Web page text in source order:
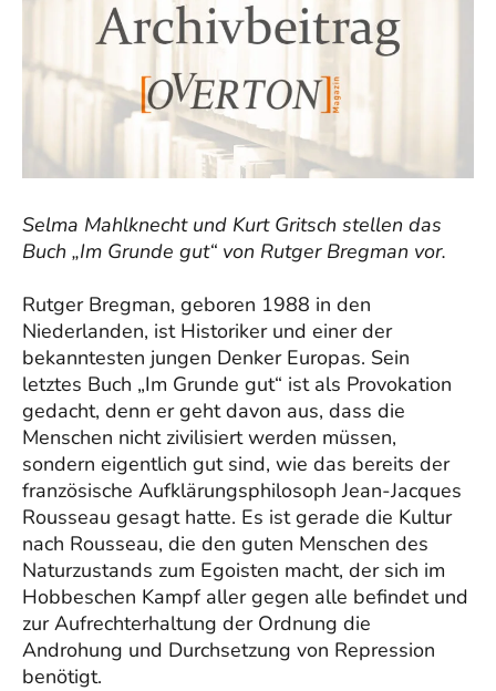
Selma Mahlknecht und Kurt Gritsch stellen das
Buch „Im Grunde gut“ von Rutger Bregman vor.
Rutger Bregman, geboren 1988 in den
Niederlanden, ist Historiker und einer der
bekanntesten jungen Denker Europas. Sein
letztes Buch „Im Grunde gut“ ist als Provokation
gedacht, denn er geht davon aus, dass die
Menschen nicht zivilisiert werden müssen,
sondern eigentlich gut sind, wie das bereits der
französische Aufklärungsphilosoph Jean-Jacques
Rousseau gesagt hatte. Es ist gerade die Kultur
nach Rousseau, die den guten Menschen des
Naturzustands zum Egoisten macht, der sich im
Hobbeschen Kampf aller gegen alle befindet und
zur Aufrechterhaltung der Ordnung die
Androhung und Durchsetzung von Repression
benötigt.